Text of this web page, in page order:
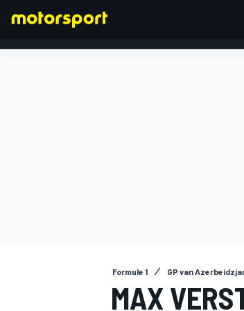
Formule 1 GP van
MAX